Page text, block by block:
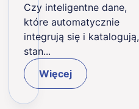
Czy inteligentne dane,
które automatycznie
integrują się i katalogują,
stan...
Więcej